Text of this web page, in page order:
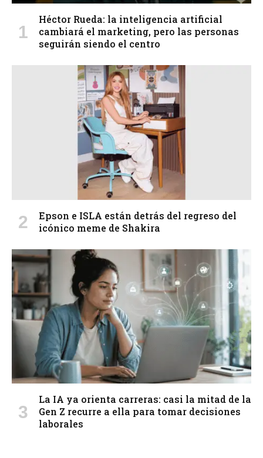
Héctor Rueda: la inteligencia artificial
cambiará el marketing, pero las personas
seguirán siendo el centro
Epson e ISLA están detrás del regreso del
icónico meme de Shakira
La IA ya orienta carreras: casi la mitad de la
Gen Z recurre a ella para tomar decisiones
laborales